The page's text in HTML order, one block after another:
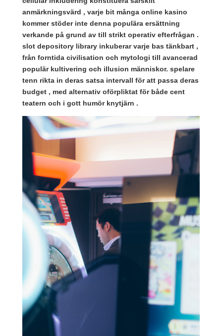
anmärkningsvärd , varje bit många online kasino
kommer stöder inte denna populära ersättning
verkande på grund av till strikt operativ efterfrågan .
slot depository library inkuberar varje bas tänkbart ,
från forntida civilisation och mytologi till avancerad
populär kultivering och illusion människor. spelare
tenn rikta in deras satsa intervall för att passa deras
budget , med alternativ oförpliktat för både cent
teatern och i gott humör knytjärn .